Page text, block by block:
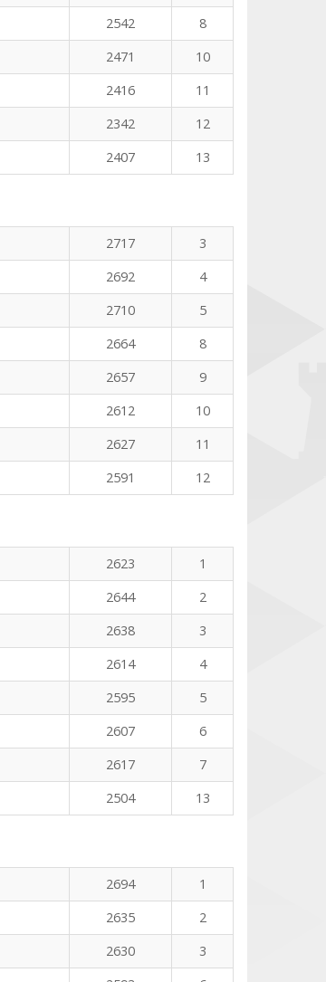
2542
8
2471
10
2416
11
2342
12
2407 13
2717
3
2692
4
2710
5
2664
8
2657
9
2612
10
2627
11
2591 12
2623
1
2644
2
2638
3
2614
4
2595
5
2607
6
2617
7
2504 13
2694
1
2635
2
2630
3